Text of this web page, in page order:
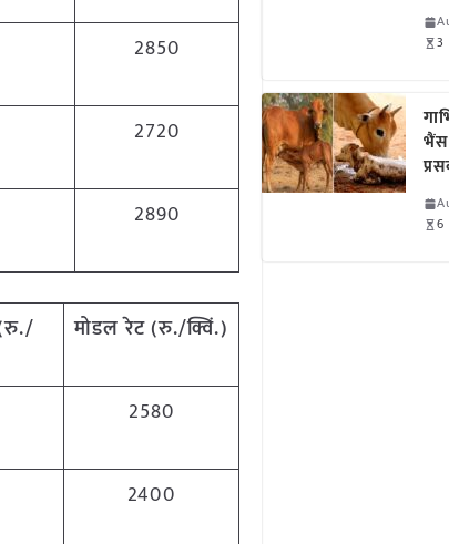
2850
2720
2890
मोडल रेट(रु./क्विं.)
2580
2400
3
भैंस
6